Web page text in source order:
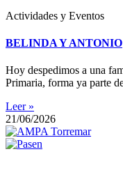
Actividades y Eventos
BELINDA Y ANTONIO
Hoy despedimos a una
Primaria, forma ya parte
Leer »
21/06/2026